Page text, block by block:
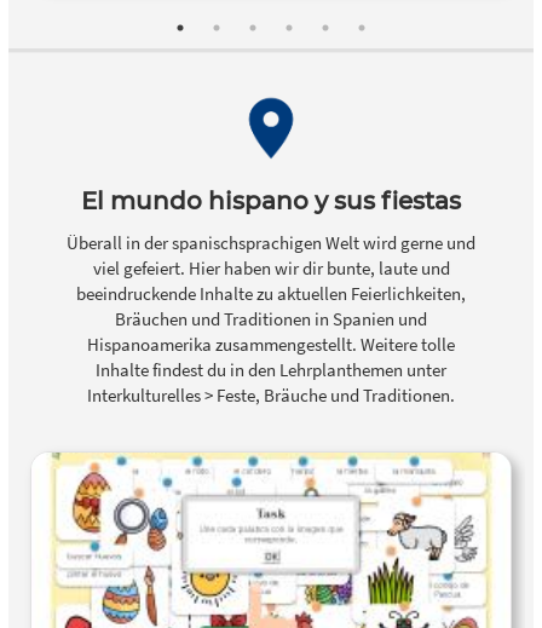
El mundo hispano y sus fiestas
Überall in der spanischsprachigen Welt wird gerne und
viel gefeiert. Hier haben wir dir bunte, laute und
beeindruckende Inhalte zu aktuellen Feierlichkeiten,
Bräuchen und Traditionen in Spanien und
Hispanoamerika zusammengestellt. Weitere tolle
Inhalte findest du in den Lehrplanthemen unter
Interkulturelles > Feste, Bräuche und Traditionen.